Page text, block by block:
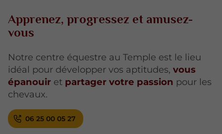
Apprenez, progressez et amusez-
vous
Notre centre équestre au Temple est le lieu
idéal pour développer vos aptitudes, vous
épanouir et partager votre passion pour les
chevaux.
06 25 00 05 27